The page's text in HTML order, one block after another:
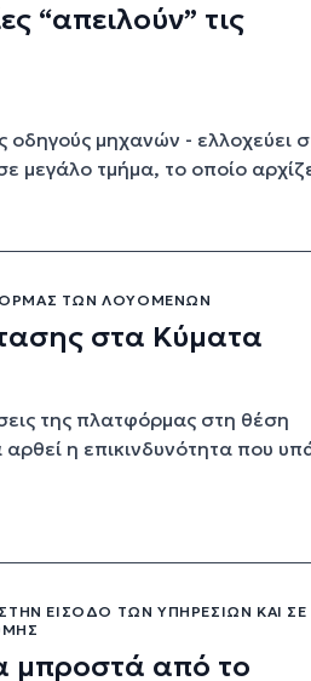
“απειλούν” τις
οδηγούς μηχανών - ελλοχεύει
τμήμα, το οποίο
ΤΩΝ ΛΟΥΟΜΈΝΩΝ
στα Κύματα
της πλατφόρμας στη θέση
η επικινδυνότητα που
ΕΊΣΟΔΟ ΤΩΝ ΥΠΗΡΕΣΙΏΝ ΚΑΙ
μπροστά από το